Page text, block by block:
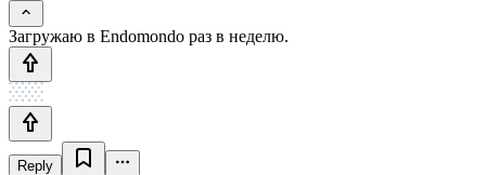
Загружаю в Endomondo раз в неделю.
Reply